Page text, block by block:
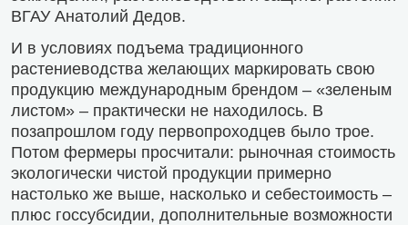
ВГАУ Анатолий Дедов.
И в условиях подъема традиционного
растениеводства желающих маркировать свою
продукцию международным брендом – «зеленым
листом» – практически не находилось. В
позапрошлом году первопроходцев было трое.
Потом фермеры просчитали: рыночная стоимость
экологически чистой продукции примерно
настолько же выше, насколько и себестоимость –
плюс госсубсидии, дополнительные возможности